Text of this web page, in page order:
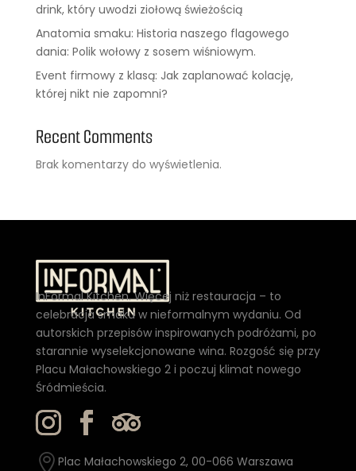
drink, który uwodzi ziołową świeżością
Anatomia smaku: Historia naszego flagowego
dania: Polik wołowy z sosem wiśniowym.
Event firmowy z klasą: Jak zaplanować kolację,
której nikt nie zapomni?
Recent Comments
Brak komentarzy do wyświetlenia.
InFormal Kitchen. Więcej niż restauracja – to
celebracja smaku w nieformalnym wydaniu. Od
autorskich przepisów inspirowanych podróżami, po
starannie wyselekcjonowane wina. Rozgość się przy
Placu Małachowskiego 2 i poczuj klimat nowego
Śródmieścia.
 Plac Małachowskiego 2, 00-066 Warszawa